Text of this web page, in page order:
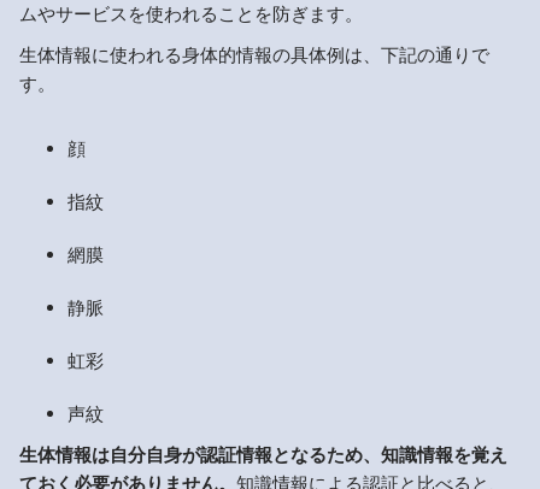
ムやサービスを使われることを防ぎます。
生体情報に使われる身体的情報の具体例は、下記の通りで
す。
顔
指紋
網膜
静脈
虹彩
声紋
生体情報は自分自身が認証情報となるため、知識情報を覚え
ておく必要がありません。 知識情報による認証と比べると、